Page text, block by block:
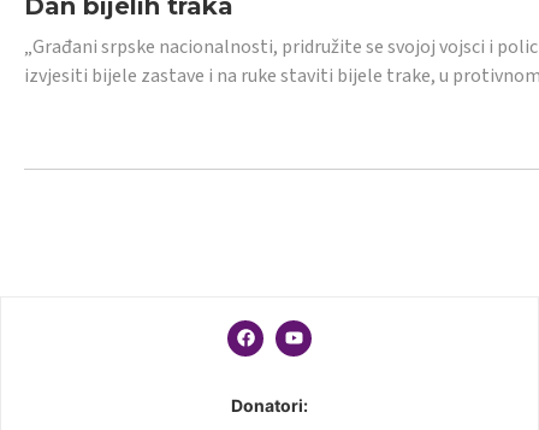
Dan bijelih traka
„Građani srpske nacionalnosti, pridružite se svojoj vojsci i
izvjesiti bijele zastave i na ruke staviti bijele trake, u
Donatori: